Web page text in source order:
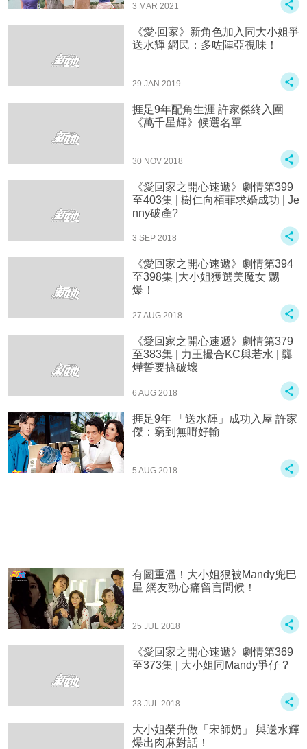
3 MAR 2021
《愛‧回家》新角色加入同大小姐爭
送水輝 網民：多咗陣亞視味！
29 JAN 2019
捱足9年配角生涯 許家傑終入圍
《萬千星輝》候選名單
30 NOV 2018
《愛回家之開心速遞》劇情第399
至403集 | 樹仁向栢菲求婚成功 | Je
nny破產?
3 SEP 2018
《愛回家之開心速遞》劇情第394
至398集 |大小姐獲選美魔女 嬲
爆！
27 AUG 2018
《愛回家之開心速遞》劇情第379
至383集 | 力王撮合KC與若水 | 龔
燁誓要搞破壞
6 AUG 2018
捱足9年 「送水輝」成功入屋 許家
傑：窮到無嘢好輸
5 AUG 2018
有圖重溫！大小姐狠被Mandy兜巴
星 網友勁心痛留言問候！
25 JUL 2018
《愛回家之開心速遞》劇情第369
至373集 | 大小姐同Mandy爭仔 ?
23 JUL 2018
大小姐榮升做「宋師奶」 與送水輝
爆出肉麻對話！